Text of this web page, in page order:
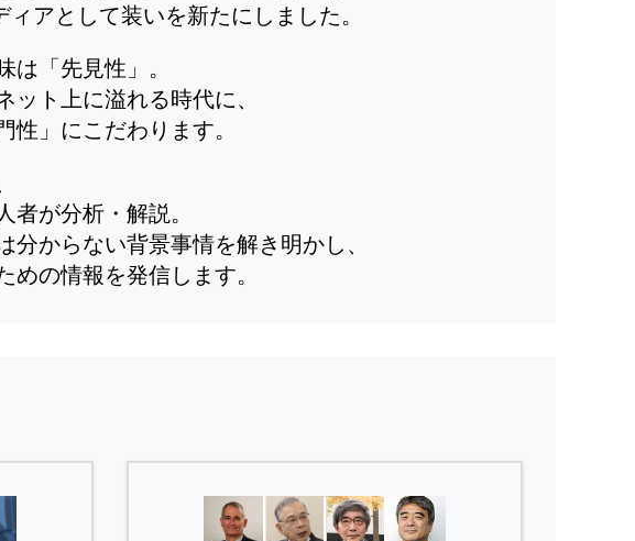
アとして装いを新たにしました。
は「先見性」。
ット上に溢れる時代に、
性」にこだわります。
者が分析・解説。
分からない背景事情を解き明かし、
めの情報を発信します。